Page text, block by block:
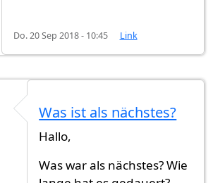
Do. 20 Sep 2018 - 10:45 Link
Was ist als nächstes?vonyasemin
Was ist als nächstes?
Hallo,
Was war als nächstes? Wie